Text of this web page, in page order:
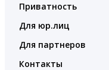
Приватность
Для юр.лиц
Для партнеров
Контакты